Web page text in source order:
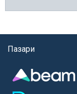
Пазари